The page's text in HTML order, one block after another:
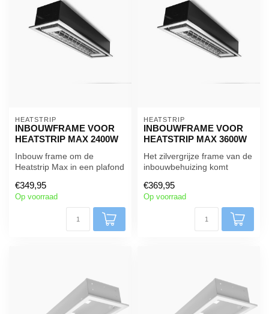
HEATSTRIP
INBOUWFRAME VOOR
HEATSTRIP MAX 2400W
Inbouw frame om de
Heatstrip Max in een plafond
€349,95
Op voorraad
HEATSTRIP
INBOUWFRAME VOOR
HEATSTRIP MAX 3600W
Het zilvergrijze frame van de
inbouwbehuizing komt
H...
€369,95
Op voorraad